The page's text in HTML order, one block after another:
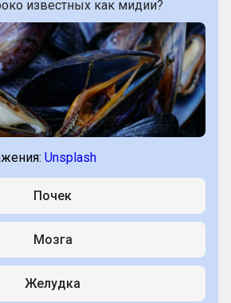
известных как мидии?
Unsplash
Почек
Мозга
Желудка